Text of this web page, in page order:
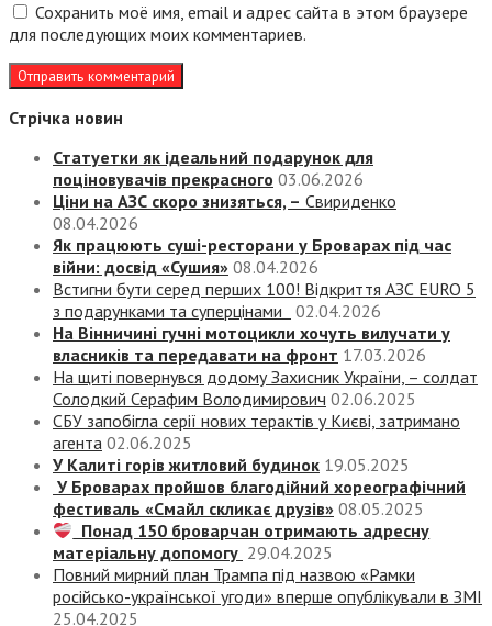
Сохранить моё имя, email и адрес сайта в этом браузере
для последующих моих комментариев.
Стрічка новин
Статуетки як ідеальний подарунок для
поціновувачів прекрасного 03.06.2026
Ціни на АЗС скоро знизяться, – Свириденко
08.04.2026
Як працюють суші-ресторани у Броварах під час
війни: досвід «Сушия» 08.04.2026
Встигни бути серед перших 100! Відкриття АЗС EURO 5
з подарунками та суперцінами
02.04.2026
На Вінничині гучні мотоцикли хочуть вилучати у
власників та передавати на фронт 17.03.2026
На щиті повернувся додому Захисник України, – солдат
Солодкий Серафим Володимирович 02.06.2025
СБУ запобігла серії нових терактів у Києві, затримано
агента 02.06.2025
У Калиті горів житловий будинок 19.05.2025
У Броварах пройшов благодійний хореографічний
фестиваль «Смайл скликає друзів» 08.05.2025
Понад 150 броварчан отримають адресну
матеріальну допомогу 29.04.2025
Повний мирний план Трампа під назвою «‎Рамки
російсько-української угоди» вперше опублікували в ЗМІ
25.04.2025